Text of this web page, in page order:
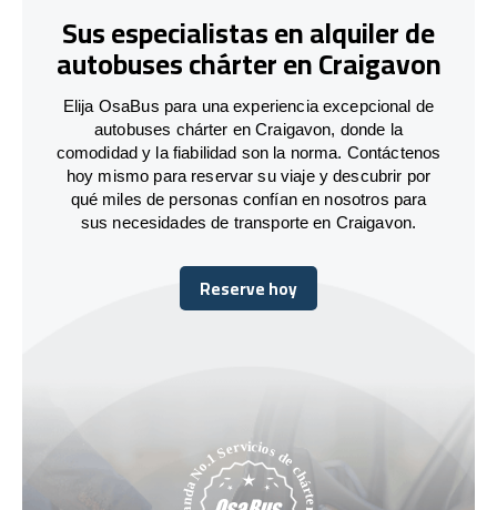
Sus especialistas en alquiler de
autobuses chárter en Craigavon
Elija OsaBus para una experiencia excepcional de
autobuses chárter en Craigavon, donde la
comodidad y la fiabilidad son la norma. Contáctenos
hoy mismo para reservar su viaje y descubrir por
qué miles de personas confían en nosotros para
sus necesidades de transporte en Craigavon.
Reserve hoy
Reserve hoy